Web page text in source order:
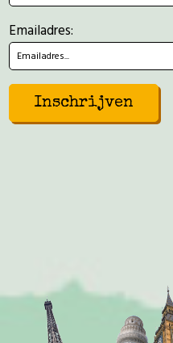
Emailadres: